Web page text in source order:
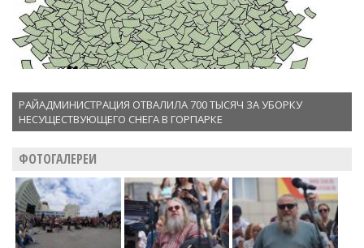
РАЙАДМИНИСТРАЦИЯ ОТВАЛИЛА 700 ТЫСЯЧ ЗА УБОРКУ
НЕСУЩЕСТВУЮЩЕГО СНЕГА В ГОРПАРКЕ
ФОТОГАЛЕРЕИ